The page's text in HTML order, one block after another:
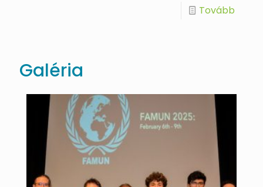
Tovább
Galéria